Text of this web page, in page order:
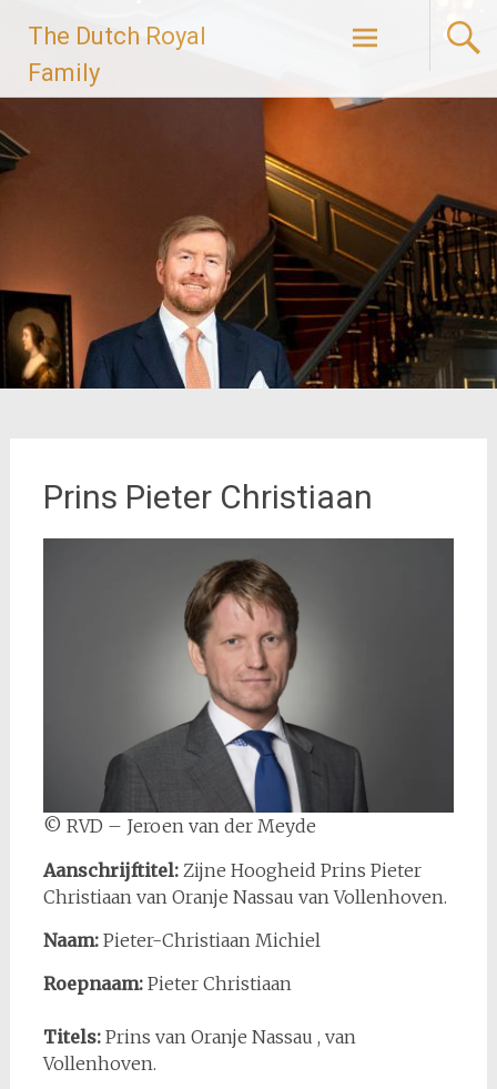
naar
inhoud
The Dutch Royal
Family
Prins Pieter Christiaan
© RVD – Jeroen van der Meyde
Aanschrijftitel:Zijne Hoogheid Prins Pieter
Christiaan van Oranje Nassau van Vollenhoven.
Naam:Pieter-Christiaan Michiel
Roepnaam:Pieter Christiaan
Titels:Prins van Oranje Nassau , van
Vollenhoven.